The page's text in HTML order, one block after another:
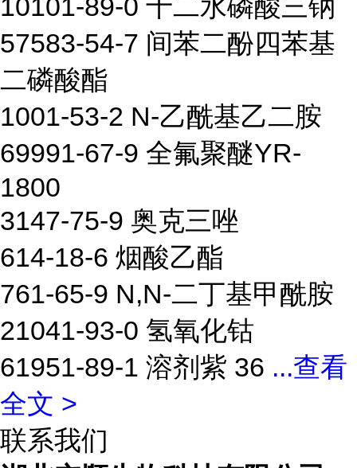
10101-89-0 十二水磷酸三钠
57583-54-7 间苯二酚四苯基
二磷酸酯
1001-53-2 N-乙酰基乙二胺
69991-67-9 全氟聚醚YR-
1800
3147-75-9 奥克三唑
614-18-6 烟酸乙酯
761-65-9 N,N-二丁基甲酰胺
21041-93-0 氢氧化钴
61951-89-1 溶剂紫 36 ...查看
全文 >
联系我们